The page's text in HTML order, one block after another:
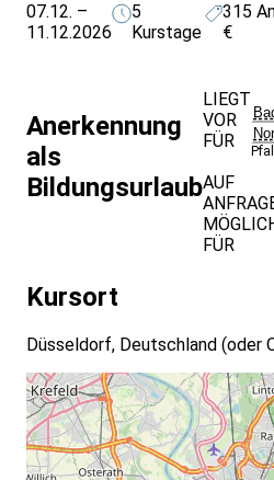
07.12. –
11.12.2026
5
Kurstage
315
€
Anerkennung
als
Bildungsurlaub
LIEGT
VOR
FÜR
AUF
FÜR
Kursort
Düsseldorf, Deutschland (oder